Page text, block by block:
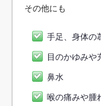
その他にも
手足、身体の
目のかゆみや
鼻水
喉の痛みや腫